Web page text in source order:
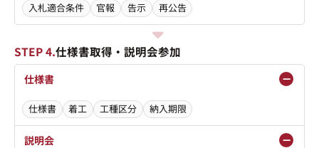
入札適合条件
官報 告示 再公告
STEP 4.仕様書取得・説明会参加
仕様書
仕様書 着工 工種区分 納入期限
説明会